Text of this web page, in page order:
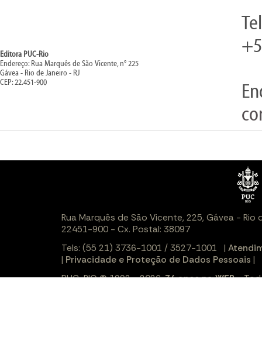
Editora PUC-Rio
Endereço: Rua Marquês de São Vicente, n° 225
Gávea - Rio de Janeiro - RJ
CEP: 22.451-900